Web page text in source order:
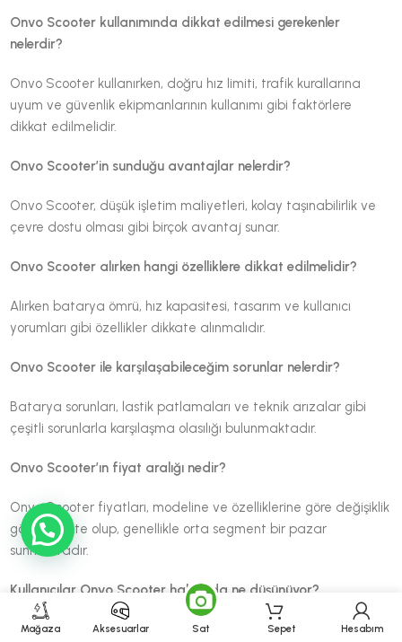
Onvo Scooter kullanımında dikkat edilmesi gerekenler
nelerdir?
Onvo Scooter kullanırken, doğru hız limiti, trafik kurallarına
uyum ve güvenlik ekipmanlarının kullanımı gibi faktörlere
dikkat edilmelidir.
Onvo Scooter’in sunduğu avantajlar nelerdir?
Onvo Scooter, düşük işletim maliyetleri, kolay taşınabilirlik ve
çevre dostu olması gibi birçok avantaj sunar.
Onvo Scooter alırken hangi özelliklere dikkat edilmelidir?
Alırken batarya ömrü, hız kapasitesi, tasarım ve kullanıcı
yorumları gibi özellikler dikkate alınmalıdır.
Onvo Scooter ile karşılaşabileceğim sorunlar nelerdir?
Batarya sorunları, lastik patlamaları ve teknik arızalar gibi
çeşitli sorunlarla karşılaşma olasılığı bulunmaktadır.
Onvo Scooter’ın fiyat aralığı nedir?
Onvo Scooter fiyatları, modeline ve özelliklerine göre değişiklik
göstermekte olup, genellikle orta segment bir pazar
sunmaktadır.
Kullanıcılar Onvo Scooter hakkında ne düşünüyor?
Kullanıcı yorumları genellikle olumlu yöndedir, kullanıcılar Onvo
Mağaza Aksesuarlar Sat Sepet Hesabım